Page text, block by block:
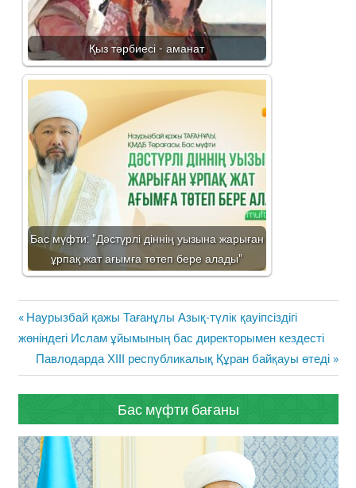
Қыз тәрбиесі - аманат
Бас мүфти: "Дәстүрлі діннің уызына жарыған
ұрпақ жат ағымға төтеп бере алады"
Жазба
навигациясы
Previous
Post:
Наурызбай қажы Тағанұлы Азық-түлік қауіпсіздігі
жөніндегі Ислам ұйымының бас директорымен кездесті
Next
Post:
Павлодарда ХІІІ республикалық Құран байқауы өтеді
Бас мүфти бағаны